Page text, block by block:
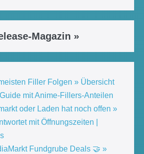
Magazin »
Filler Folgen » Übersicht
mit Anime-Fillers-Anteilen
oder Laden hat noch offen »
mit Öffnungszeiten |
Fundgrube Deals 🤝 »